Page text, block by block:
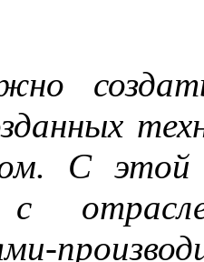
С этой
с